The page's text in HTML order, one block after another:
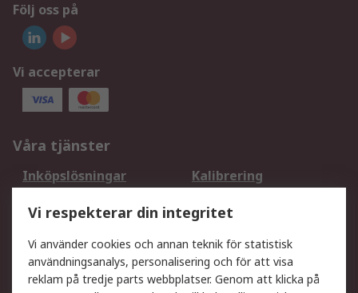
Följ oss på
Vi accepterar
Våra tjänster
Inköpslösningar
Kalibrering
DesignSpark
Teknisk Support
Ditt lokala säljteam
Exportlösningar
Support
Vi respekterar din integritet
Vi använder cookies och annan teknik för statistisk
användningsanalys, personalisering och för att visa
reklam på tredje parts webbplatser. Genom att klicka på